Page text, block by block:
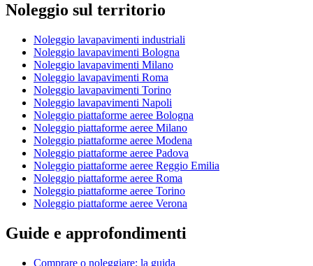
Noleggio sul territorio
Noleggio lavapavimenti industriali
Noleggio lavapavimenti Bologna
Noleggio lavapavimenti Milano
Noleggio lavapavimenti Roma
Noleggio lavapavimenti Torino
Noleggio lavapavimenti Napoli
Noleggio piattaforme aeree Bologna
Noleggio piattaforme aeree Milano
Noleggio piattaforme aeree Modena
Noleggio piattaforme aeree Padova
Noleggio piattaforme aeree Reggio Emilia
Noleggio piattaforme aeree Roma
Noleggio piattaforme aeree Torino
Noleggio piattaforme aeree Verona
Guide e approfondimenti
Comprare o noleggiare: la guida